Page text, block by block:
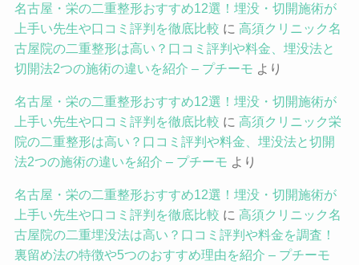
名古屋・栄の二重整形おすすめ12選！埋没・切開施術が
上手い先生や口コミ評判を徹底比較 に 高須クリニック名
古屋院の二重整形は高い？口コミ評判や料金、埋没法と
切開法2つの施術の違いを紹介 – プチーモ より
名古屋・栄の二重整形おすすめ12選！埋没・切開施術が
上手い先生や口コミ評判を徹底比較 に 高須クリニック栄
院の二重整形は高い？口コミ評判や料金、埋没法と切開
法2つの施術の違いを紹介 – プチーモ より
名古屋・栄の二重整形おすすめ12選！埋没・切開施術が
上手い先生や口コミ評判を徹底比較 に 高須クリニック名
古屋院の二重埋没法は高い？口コミ評判や料金を調査！
裏留め法の特徴や5つのおすすめ理由を紹介 – プチーモ